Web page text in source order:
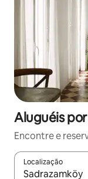
Aluguéis
Encontre e
Localização
Quando os